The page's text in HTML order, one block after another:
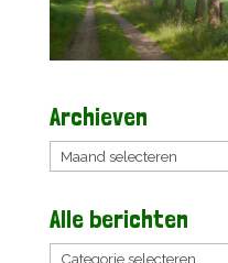
Archieven
Archieven
Alle berichten
Alle